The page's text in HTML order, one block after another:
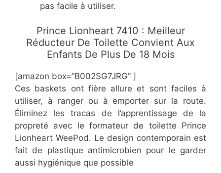
pas facile à utiliser.
​Prince Lionheart 7410 : Meilleur
Réducteur De Toilette Convient Aux
Enfants De Plus De 18 Mois
[amazon box=”​B002SG7JRG” ]
Ces baskets ont fière allure et sont faciles à
utiliser, à ranger ou à emporter sur la route.
Éliminez les tracas de l’apprentissage de la
propreté avec le formateur de toilette Prince
Lionheart WeePod. Le design contemporain est
fait de plastique antimicrobien pour le garder
aussi hygiénique que possible